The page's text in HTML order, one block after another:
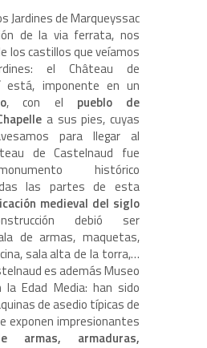
Jardines de Marqueyssac
de la via ferrata, nos
los castillos que veíamos
el Château de
está, imponente en un
, con el pueblo de
a sus pies, cuyas
para llegar al
de Castelnaud fue
histórico
las partes de esta
medieval del siglo
debió ser
de armas, maquetas,
sala alta de la torra,…
es además Museo
Edad Media: han sido
de asedio típicas de
exponen impresionantes
armas, armaduras,